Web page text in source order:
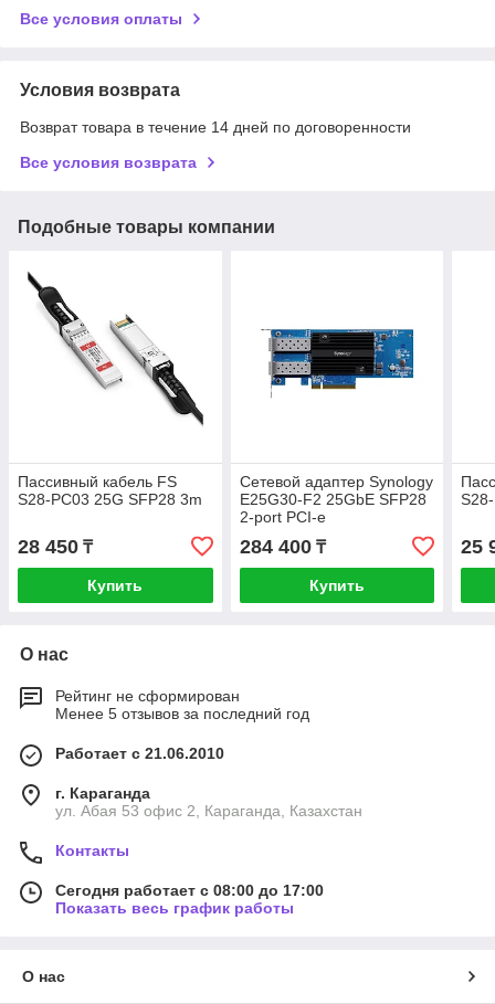
Все условия оплаты
Условия возврата
Возврат товара в течение 14 дней по договоренности
Все условия возврата
Подобные товары компании
Пассивный кабель FS
S28-PC03 25G SFP28 3m
28 450 ₸
Купить
Сетевой адаптер Synology
E25G30-F2 25GbE SFP28
2-port PCI-e
284 400₸
Купить
25
О нас
Рейтинг не сформирован
Менее 5 отзывов за последний год
Работает с 21.06.2010
г. Караганда
ул. Абая 53 офис 2, Караганда, Казахстан
Контакты
Сегодня работает с 08:00 до 17:00
Показать весь график работы
О нас